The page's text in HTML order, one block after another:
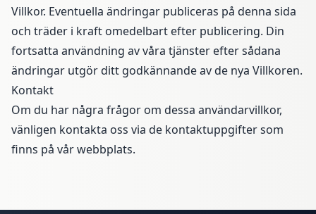
Villkor. Eventuella ändringar publiceras på denna sida
och träder i kraft omedelbart efter publicering. Din
fortsatta användning av våra tjänster efter sådana
ändringar utgör ditt godkännande av de nya Villkoren.
Kontakt
Om du har några frågor om dessa användarvillkor,
vänligen kontakta oss via de kontaktuppgifter som
finns på vår webbplats.